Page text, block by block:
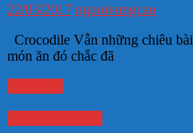
22/03/2017 nguoivungcao
Crocodile Vẫn những chiêu
món ăn đó chắc đã